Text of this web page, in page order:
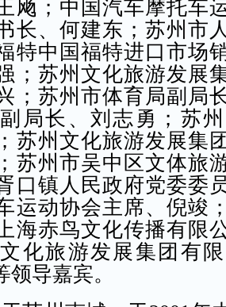
飏；中国汽车摩托车
长、何建东；苏州市
特中国福特进口市场
；苏州文化旅游发展
；苏州市体育局副局
局长、刘志勇；苏
苏州文化旅游发展集
苏州市吴中区文体旅
口镇人民政府党委委
运动协会主席、倪竣
海赤鸟文化传播有限
化旅游发展集团有
导嘉宾。